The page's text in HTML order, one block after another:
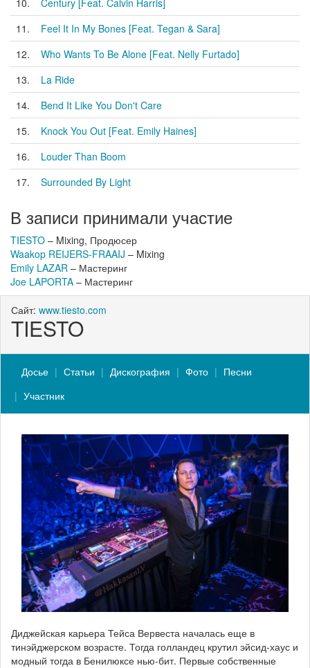
10.
Century [Feat. Calvin Harris]
11.
Feel It In My Bones [Feat. Tegan & Sara]
12.
Who Wants To Be Alone [Feat. Nelly Furtado]
13.
La Ride
14.
Bend It Like You Don't Care
15.
Knock You Out [Feat. Emily Haines]
16.
Louder Than Boom
17.
Surrounded By Light
В записи принимали участие
TIESTO – Mixing, Продюсер
Waakop REIJERS-FRAAIJ – Mixing
Emily LAZAR – Мастеринг
Joe LAPORTA – Мастеринг
Сайт: www.tiesto.com
TIESTO
Досье Статьи Дискография Фото
Песни
Участник
Диджейская карьера Тейса Вервеста началась еще в
тинэйджерском возрасте. Тогда голландец крутил эйсид-хаус и
модный тогда в Бенилюксе нью-бит. Первые собственные